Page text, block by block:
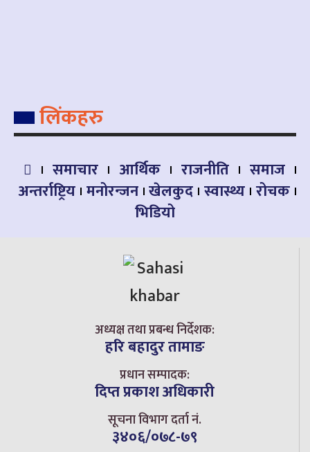
लिंकहरु
समाचार आर्थिक राजनीति
समाज
अन्तर्राष्ट्रिय मनोरन्जन खेलकुद स्वास्थ्य रोचक
भिडियो
अध्यक्ष तथा प्रबन्ध निर्देशक:
हरि बहादुर तामाङ
प्रधान सम्पादक:
दिप्त प्रकाश अधिकारी
सूचना विभाग दर्ता नं.
३४०६/०७८-७९